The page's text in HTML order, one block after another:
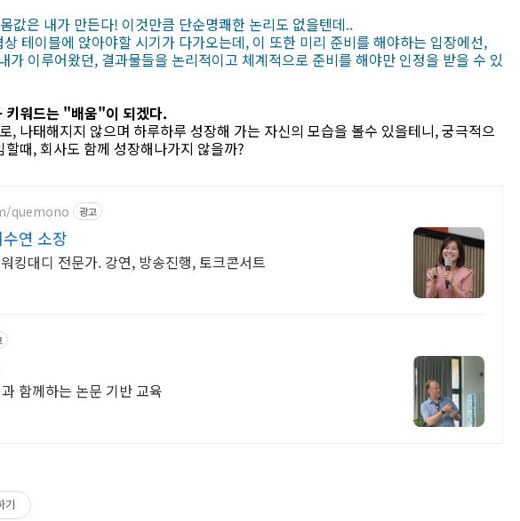
값은 내가 만든다! 이것만큼 단순명쾌한 논리도 없을텐데..
테이블에 앉아야할 시기가 다가오는데, 이 또한 미리 준비를 해야하는 입장에선,
가 이루어왔던, 결과물들을 논리적이고 체계적으로 준비를 해야만 인정을 받을 수 있
키워드는 "배움"이 되겠다.
, 나태해지지 않으며 하루하루 성장해 가는 자신의 모습을 볼수 있을테니, 궁극적으
때, 회사도 함께 성장해나가지 않을까?
quemono 광고
연 소장
킹대디 전문가. 강연, 방송진행, 토크콘서트
함께하는 논문 기반 교육
기